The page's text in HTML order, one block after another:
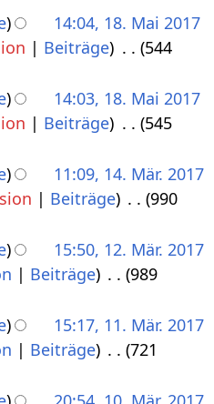
14:04, 18. Mai 2017
Beiträge
544
14:03, 18. Mai 2017
Beiträge
545
11:09, 14. Mär. 2017
Beiträge
990
15:50, 12. Mär. 2017
Beiträge
989
15:17, 11. Mär. 2017
Beiträge
721